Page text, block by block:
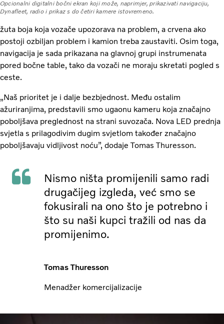
Opcionalni digitalni bočni ekran koji može, naprimjer, prikazivati navigaciju,
Dynafleet, radio i prikaz s do četiri kamere istovremeno.
žuta boja koja vozače upozorava na problem, a crvena ako
postoji ozbiljan problem i kamion treba zaustaviti. Osim toga,
navigacija je sada prikazana na glavnoj grupi instrumenata
pored bočne table, tako da vozači ne moraju skretati pogled s
ceste.
„Naš prioritet je i dalje bezbjednost. Među ostalim
ažuriranjima, predstavili smo ugaonu kameru koja značajno
poboljšava preglednost na strani suvozača. Nova LED prednja
svjetla s prilagodivim dugim svjetlom također značajno
poboljšavaju vidljivost noću”, dodaje Tomas Thuresson.
Nismo ništa promijenili samo radi
drugačijeg izgleda, već smo se
fokusirali na ono što je potrebno i
što su naši kupci tražili od nas da
promijenimo.
Tomas Thuresson
Menadžer komercijalizacije